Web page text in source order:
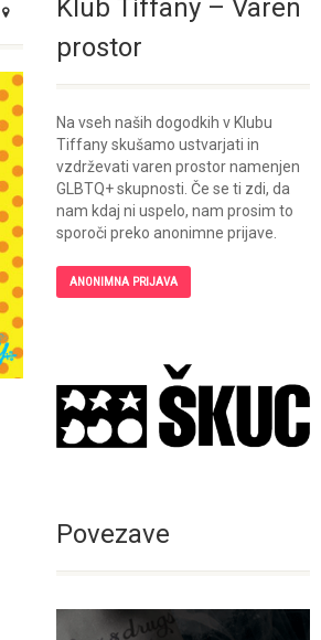
Klub Tiffany – Varen
prostor
Na vseh naših dogodkih v Klubu
Tiffany skušamo ustvarjati in
vzdrževati varen prostor namenjen
GLBTQ+ skupnosti. Če se ti zdi, da
nam kdaj ni uspelo, nam prosim to
sporoči preko anonimne prijave.
ANONIMNA PRIJAVA
Povezave